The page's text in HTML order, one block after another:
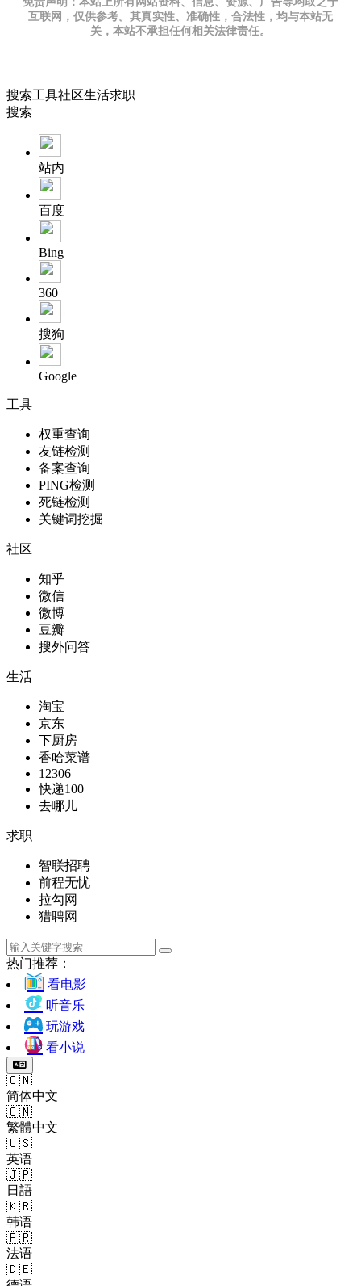
互联网，仅供参考。其真实性、准确性，合法性，均与本站无
关，本站不承担任何相关法律责任。
搜索工具社区生活求职
搜索
站内
百度
Bing
360
搜狗
Google
工具
权重查询
友链检测
备案查询
PING检测
死链检测
关键词挖掘
社区
知乎
微信
微博
豆瓣
搜外问答
生活
淘宝
京东
下厨房
香哈菜谱
12306
快递100
去哪儿
求职
智联招聘
前程无忧
拉勾网
猎聘网
热门推荐：
看电影
听音乐
玩游戏
看小说
🇨🇳
简体中文
🇨🇳
繁體中文
🇺🇸
英语
🇯🇵
日語
🇰🇷
韩语
🇫🇷
法语
🇩🇪